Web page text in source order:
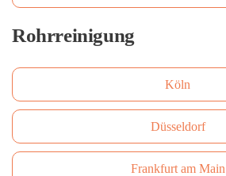
Rohrreinigung
Köln
Düsseldorf
Frankfurt am Main